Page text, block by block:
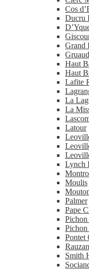
Cos
Ducru
Grand
Haut
Haut
Lafite
La
La
Latour
Lynch
Moulis
Palmer
Pape
Pichon
Pontet
Smith